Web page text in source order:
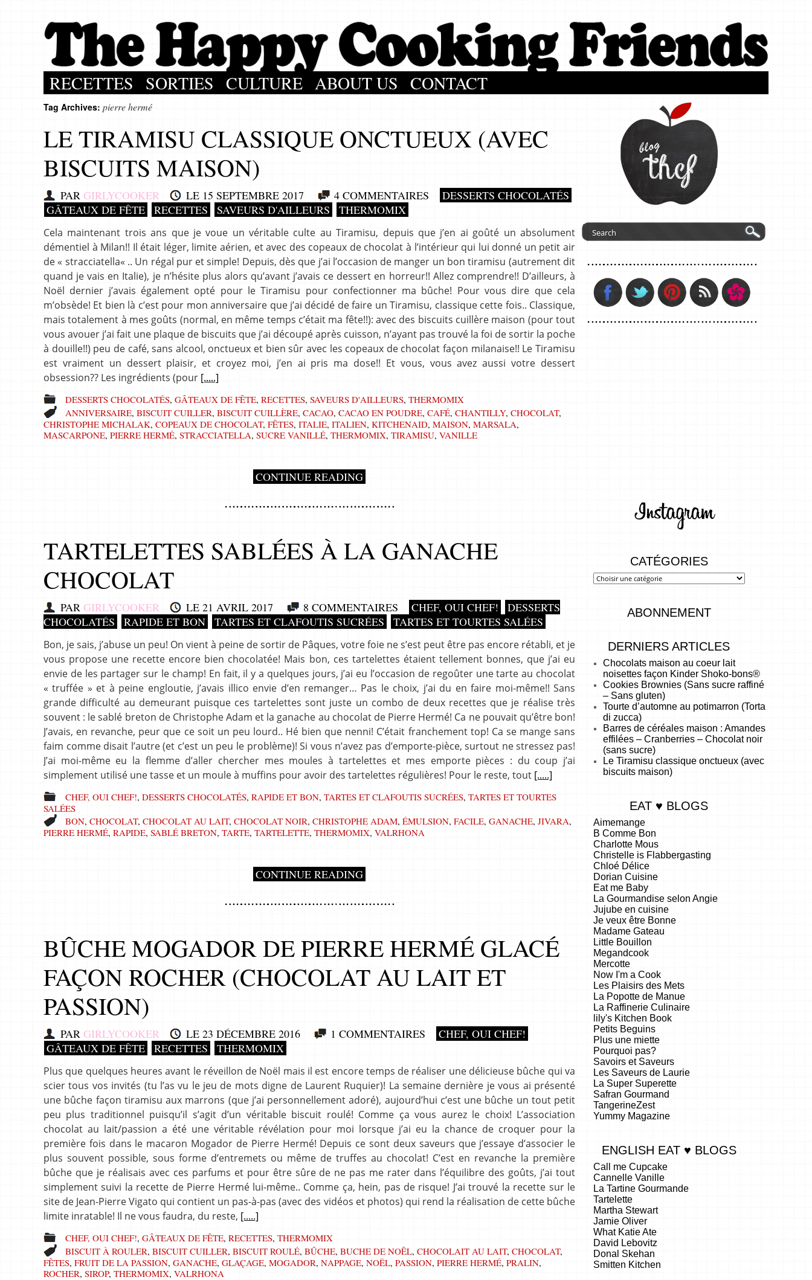
RECETTES SORTIES CULTURE ABOUT US CONTACT
Tag Archives: pierre hermé
LE TIRAMISU CLASSIQUE ONCTUEUX (AVEC
BISCUITS MAISON)
PAR GIRLYCOOKER LE 15 SEPTEMBRE 2017 4 COMMENTAIRES
DESSERTS CHOCOLATÉS
GÂTEAUX DE FÊTE
RECETTES SAVEURS D'AILLEURS THERMOMIX
Cela maintenant trois ans que je voue un véritable culte au Tiramisu, depuis que j’en ai goûté un absolument
démentiel à Milan!! Il était léger, limite aérien, et avec des copeaux de chocolat à l’intérieur qui lui donné un petit air
de « stracciatella« .. Un régal pur et simple! Depuis, dès que j’ai l’occasion de manger un bon tiramisu (autrement dit
quand je vais en Italie), je n’hésite plus alors qu’avant j’avais ce dessert en horreur!! Allez comprendre!! D’ailleurs, à
Noël dernier j’avais également opté pour le Tiramisu pour confectionner ma bûche! Pour vous dire que cela
m’obsède! Et bien là c’est pour mon anniversaire que j’ai décidé de faire un Tiramisu, classique cette fois.. Classique,
mais totalement à mes goûts (normal, en même temps c’était ma fête!!): avec des biscuits cuillère maison (pour tout
vous avouer j’ai fait une plaque de biscuits que j’ai découpé après cuisson, n’ayant pas trouvé la foi de sortir la poche
à douille!!) peu de café, sans alcool, onctueux et bien sûr avec les copeaux de chocolat façon milanaise!! Le Tiramisu
est vraiment un dessert plaisir, et croyez moi, j’en ai pris ma dose!! Et vous, vous avez aussi votre dessert
obsession?? Les ingrédients (pour [.....]
DESSERTS CHOCOLATÉS, GÂTEAUX DE FÊTE, RECETTES, SAVEURS D'AILLEURS, THERMOMIX
ANNIVERSAIRE, BISCUIT CUILLER, BISCUIT CUILLÈRE, CACAO, CACAO EN POUDRE, CAFÉ, CHANTILLY, CHOCOLAT,
CHRISTOPHE MICHALAK, COPEAUX DE CHOCOLAT, FÊTES, ITALIE, ITALIEN, KITCHENAID, MAISON, MARSALA,
MASCARPONE, PIERRE HERMÉ, STRACCIATELLA, SUCRE VANILLÉ, THERMOMIX, TIRAMISU, VANILLE
CONTINUE READING
TARTELETTES SABLÉES À LA GANACHE
CHOCOLAT
PAR GIRLYCOOKER LE 21 AVRIL 2017 8 COMMENTAIRES CHEF, OUI CHEF!
DESSERTS
CHOCOLATÉS
RAPIDE ET BON TARTES ET CLAFOUTIS SUCRÉES TARTES ET TOURTES SALÉES
Bon, je sais, j’abuse un peu! On vient à peine de sortir de Pâques, votre foie ne s’est peut être pas encore rétabli, et je
vous propose une recette encore bien chocolatée! Mais bon, ces tartelettes étaient tellement bonnes, que j’ai eu
envie de les partager sur le champ! En fait, il y a quelques jours, j’ai eu l’occasion de regoûter une tarte au chocolat
« truffée » et à peine engloutie, j’avais illico envie d’en remanger… Pas le choix, j’ai du en faire moi-même!! Sans
grande difficulté au demeurant puisque ces tartelettes sont juste un combo de deux recettes que je réalise très
souvent : le sablé breton de Christophe Adam et la ganache au chocolat de Pierre Hermé! Ca ne pouvait qu’être bon!
J’avais, en revanche, peur que ce soit un peu lourd.. Hé bien que nenni! C’était franchement top! Ca se mange sans
faim comme disait l’autre (et c’est un peu le problème)! Si vous n’avez pas d’emporte-pièce, surtout ne stressez pas!
J’ai moi-même eu la flemme d’aller chercher mes moules à tartelettes et mes emporte pièces : du coup j’ai
simplement utilisé une tasse et un moule à muffins pour avoir des tartelettes régulières! Pour le reste, tout [.....]
CHEF, OUI CHEF!, DESSERTS CHOCOLATÉS, RAPIDE ET BON, TARTES ET CLAFOUTIS SUCRÉES, TARTES ET TOURTES
SALÉES
BON, CHOCOLAT, CHOCOLAT AU LAIT, CHOCOLAT NOIR, CHRISTOPHE ADAM, ÉMULSION, FACILE, GANACHE, JIVARA,
PIERRE HERMÉ, RAPIDE, SABLÉ BRETON, TARTE, TARTELETTE, THERMOMIX, VALRHONA
CONTINUE READING
BÛCHE MOGADOR DE PIERRE HERMÉ GLACÉ
FAÇON ROCHER (CHOCOLAT AU LAIT ET
PASSION)
PAR GIRLYCOOKER LE 23 DÉCEMBRE 2016 1 COMMENTAIRES
CHEF, OUI CHEF!
GÂTEAUX DE FÊTE
RECETTES THERMOMIX
Plus que quelques heures avant le réveillon de Noël mais il est encore temps de réaliser une délicieuse bûche qui va
scier tous vos invités (tu l’as vu le jeu de mots digne de Laurent Ruquier)! La semaine dernière je vous ai présenté
une bûche façon tiramisu aux marrons (que j’ai personnellement adoré), aujourd’hui c’est une bûche un tout petit
peu plus traditionnel puisqu’il s’agit d’un véritable biscuit roulé! Comme ça vous aurez le choix! L’association
chocolat au lait/passion a été une véritable révélation pour moi lorsque j’ai eu la chance de croquer pour la
première fois dans le macaron Mogador de Pierre Hermé! Depuis ce sont deux saveurs que j’essaye d’associer le
plus souvent possible, sous forme d’entremets ou même de truffes au chocolat! C’est en revanche la première
bûche que je réalisais avec ces parfums et pour être sûre de ne pas me rater dans l’équilibre des goûts, j’ai tout
simplement suivi la recette de Pierre Hermé lui-même.. Comme ça, hein, pas de risque! J’ai trouvé la recette sur le
site de Jean-Pierre Vigato qui contient un pas-à-pas (avec des vidéos et photos) qui rend la réalisation de cette bûche
limite inratable! Il ne vous faudra, du reste, [.....]
CHEF, OUI CHEF!, GÂTEAUX DE FÊTE, RECETTES, THERMOMIX
BISCUIT À ROULER, BISCUIT CUILLER, BISCUIT ROULÉ, BÛCHE, BUCHE DE NOÊL, CHOCOLAIT AU LAIT, CHOCOLAT,
FÊTES, FRUIT DE LA PASSION, GANACHE, GLAÇAGE, MOGADOR, NAPPAGE, NOËL, PASSION, PIERRE HERMÉ, PRALIN,
ROCHER, SIROP, THERMOMIX, VALRHONA
CATÉGORIES
ABONNEMENT
DERNIERS ARTICLES
Chocolats maison au coeur lait
noisettes façon Kinder Shoko-bons®
Cookies Brownies (Sans sucre raffiné
– Sans gluten)
Tourte d’automne au potimarron (Torta
di zucca)
Barres de céréales maison : Amandes
effilées – Cranberries – Chocolat noir
(sans sucre)
Le Tiramisu classique onctueux (avec
biscuits maison)
EAT ♥ BLOGS
Aimemange
B Comme Bon
Charlotte Mous
Christelle is Flabbergasting
Chloé Délice
Dorian Cuisine
Eat me Baby
La Gourmandise selon Angie
Jujube en cuisine
Je veux être Bonne
Madame Gateau
Little Bouillon
Megandcook
Mercotte
Now I'm a Cook
Les Plaisirs des Mets
La Popotte de Manue
La Raffinerie Culinaire
lily's Kitchen Book
Petits Beguins
Plus une miette
Pourquoi pas?
Savoirs et Saveurs
Les Saveurs de Laurie
La Super Superette
Safran Gourmand
TangerineZest
Yummy Magazine
ENGLISH EAT ♥ BLOGS
Call me Cupcake
Cannelle Vanille
La Tartine Gourmande
Tartelette
Martha Stewart
Jamie Oliver
What Katie Ate
David Lebovitz
Donal Skehan
Smitten Kitchen